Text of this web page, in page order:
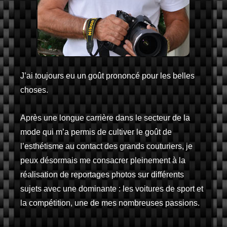
J’ai toujours eu un goût prononcé pour les belles
choses.
Après une longue carrière dans le secteur de la
mode qui m’a permis de cultiver le goût de
l’esthétisme au contact des grands couturiers, je
peux désormais me consacrer pleinement à la
réalisation de reportages photos sur différents
sujets avec une dominante : les voitures de sport et
la compétition, une de mes nombreuses passions.